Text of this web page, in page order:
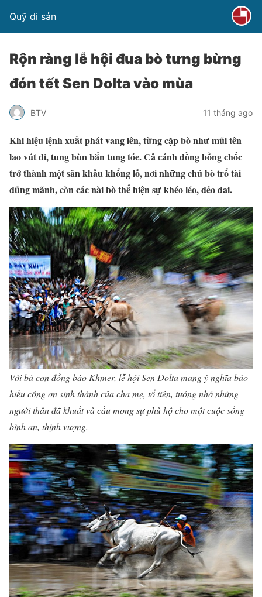
Quỹ di sản
Rộn ràng lễ hội đua bò tưng bừng
đón tết Sen Dolta vào mùa
BTV 11 tháng ago
Khi hiệu lệnh xuất phát vang lên, từng cặp bò như mũi tên
lao vút đi, tung bùn bắn tung tóe. Cả cánh đồng bỗng chốc
trở thành một sân khấu khổng lồ, nơi những chú bò trổ tài
dũng mãnh, còn các nài bò thể hiện sự khéo léo, dẻo dai.
Với bà con đồng bào Khmer, lễ hội Sen Dolta mang ý nghĩa báo
hiếu công ơn sinh thành của cha mẹ, tổ tiên, tưởng nhớ những
người thân đã khuất và cầu mong sự phù hộ cho một cuộc sống
bình an, thịnh vượng.